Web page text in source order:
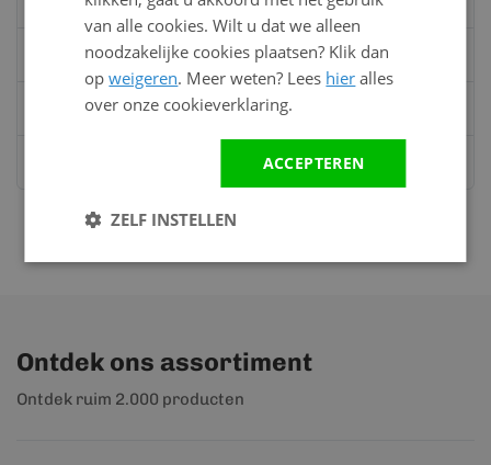
0528 - 355190
Mailinfo@kunststofbouwmateriaal.nl
Whatsapp
Ontdek ons assortiment
Ontdek ruim 2.000 producten
van alle cookies. Wilt u dat we alleen
noodzakelijke cookies plaatsen? Klik dan
opweigeren. Meer weten? Lees hier alles
over onze cookieverklaring.
ACCEPTEREN
ZELF INSTELLEN